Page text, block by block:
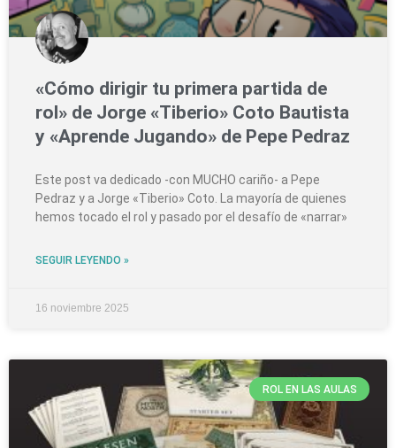
«Cómo dirigir tu primera partida de
rol» de Jorge «Tiberio» Coto Bautista
y «Aprende Jugando» de Pepe Pedraz
Este post va dedicado -con MUCHO cariño- a Pepe
Pedraz y a Jorge «Tiberio» Coto. La mayoría de quienes
hemos tocado el rol y pasado por el desafío de «narrar»
SEGUIR LEYENDO »
16 noviembre 2025
ROL EN LAS AULAS